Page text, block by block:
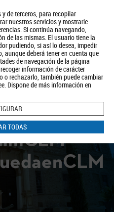
de terceros, para recopilar
nuestros servicios y mostrarle
Si continúa navegando,
de las mismas. El usuario tiene la
pudiendo, si así lo desea, impedir
aunque deberá tener en cuenta que
de navegación de la página
información de carácter
o rechazarlo, también puede cambiar
Dispone de más información en
TODAS
Aviso Legal Política de Cookies
BUSCAR